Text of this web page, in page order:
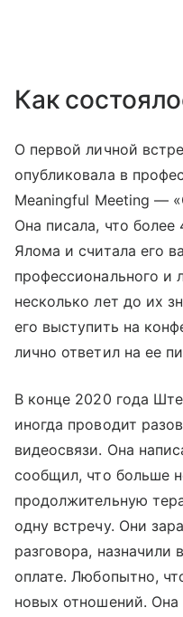
Как
О первой личной
опубликовала в
Meaningful Meeting —
Она писала, что более
Ялома и считала его
профессионального и
несколько лет до их
его выступить на
лично ответил на ее
В конце 2020 года
иногда проводит
видеосвязи. Она
сообщил, что больше
продолжительную
одну встречу. Они
разговора, назначили
оплате. Любопытно,
новых отношений. Она